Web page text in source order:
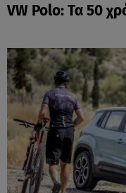
VW Polo: Τα 50